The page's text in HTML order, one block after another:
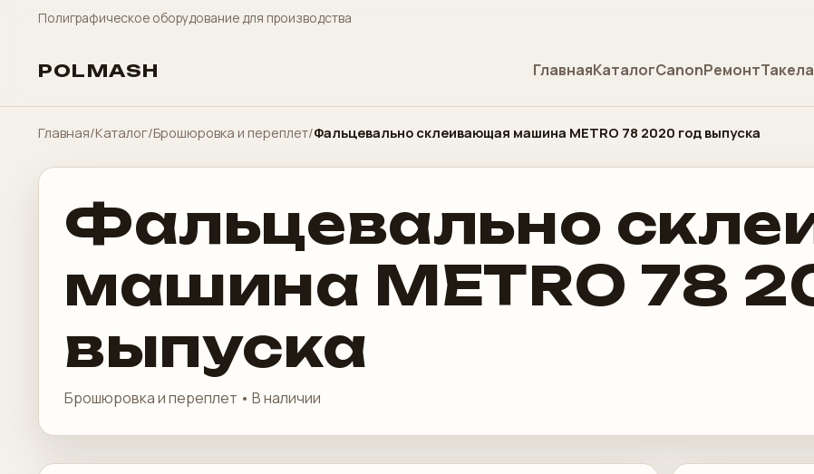
Полиграфическое оборудование для производства
POLMASH ГлавнаяКаталогCanonРемонт
Главная/Каталог/Брошюровка и переплет/Фальцевально склеивающая машина METRO 78 2020 год выпуска
Фальцевально
машина METRO 78
выпуска
Брошюровка и переплет • В наличии